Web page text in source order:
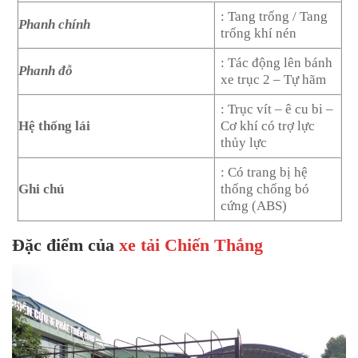
Phanh chính
: Tang trống / Tang
trống khí nén
Phanh đỗ
: Tác động lên bánh
xe trục 2 – Tự hãm
Hệ thống lái
: Trục vít – ê cu bi –
Cơ khí có trợ lực
thủy lực
Ghi chú
: Có trang bị hệ
thống chống bó
cứng (ABS)
Đặc điểm của xe tải Chiến Thắng